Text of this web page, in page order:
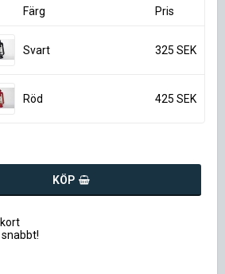
Färg Pris
Svart 325 SEK
Röd 425 SEK
KÖP
snabbt!